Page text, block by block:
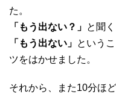
た。
「もう出ない？」 と聞
「もう出ない」 という
ツをはかせました。
それから、また10分ほ